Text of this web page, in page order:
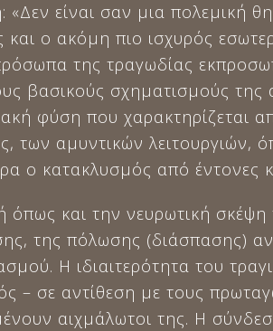
«Δεν είναι σαν μια πολεμική
και ο ακόμη πιο ισχυρός
της τραγωδίας
βασικούς σχηματισμούς της
φύση που χαρακτηρίζεται
των αμυντικών
ο κατακλυσμός από έντονες
όπως και την νευρωτική
της πόλωσης (διάσπασης)
Η ιδιαιτερότητα του
– σε αντίθεση με τους
αιχμάλωτοι της. Η